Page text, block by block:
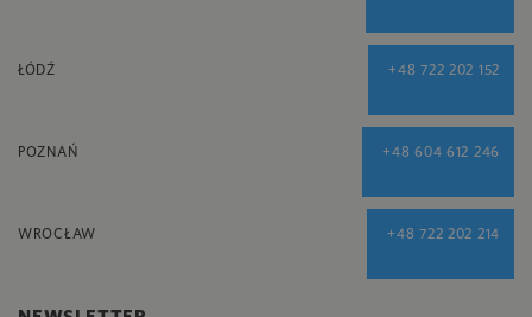
ŁÓDŹ +48 722 202 152
POZNAŃ +48 604 612 246
WROCŁAW +48 722 202 214